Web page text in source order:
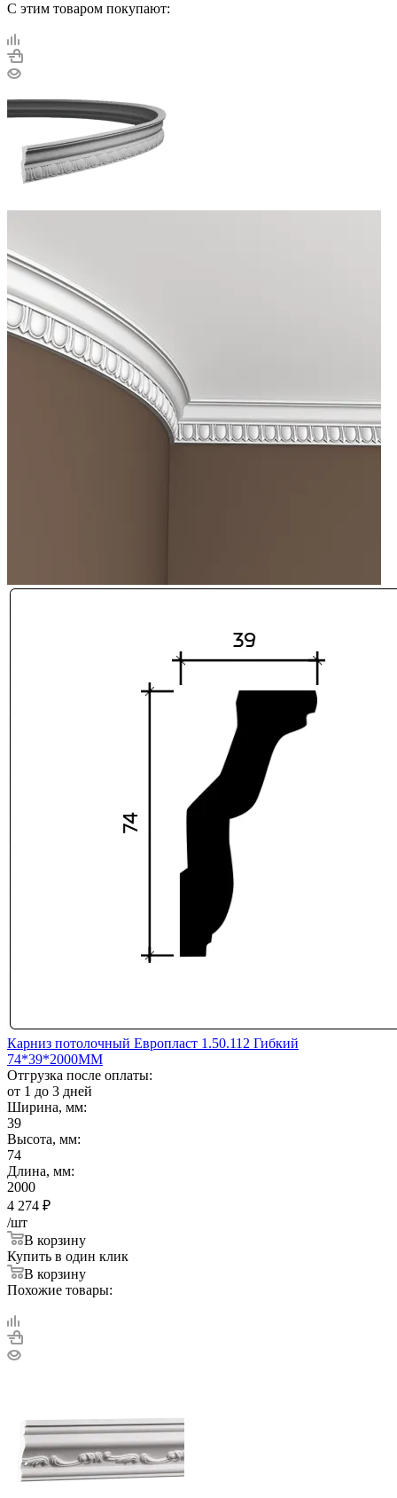
С этим товаром покупают:
Карниз потолочный Европласт 1.50.112 Гибкий
74*39*2000ММ
Отгрузка после оплаты:
от 1 до 3 дней
Ширина, мм:
39
Высота, мм:
74
Длина, мм:
2000
4 274 ₽
/шт
В корзину
Купить в один клик
В корзину
Похожие товары: